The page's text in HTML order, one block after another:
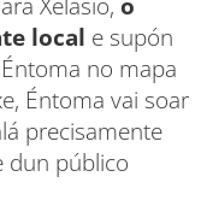
Xelasio, o
local e supón
no mapa
Éntoma vai soar
precisamente
dun público